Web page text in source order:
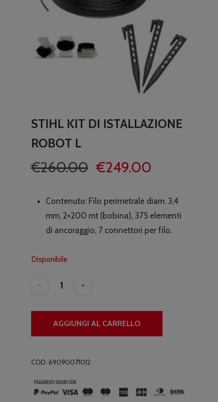
STIHL KIT DI ISTALLAZIONE
ROBOT L
€260.00 Il
originale
era:
€260.00.
€249.00
attuale
è:
€249.00.
Contenuto: Filo perimetrale diam. 3,4
mm, 2×200 mt (bobina), 375 elementi
di ancoraggio, 7 connettori per filo.
Disponibile
AGGIUNGI AL CARRELLO
COD: 69090071012